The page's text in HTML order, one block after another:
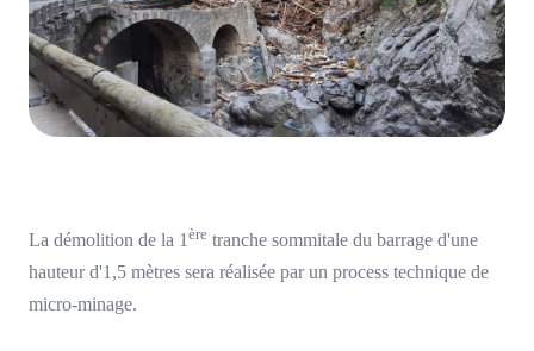
La démolition de la 1 ère tranche sommitale du barrage d'une
hauteur d'1,5 mètres sera réalisée par un process technique de
micro-minage.